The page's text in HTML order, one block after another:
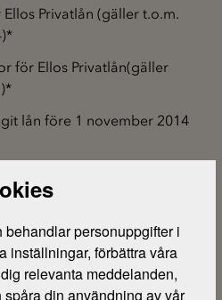
Privatlån (gäller t.o.m.
för Ellos Privatlån(gäller
lån före 1 november 2014
(gäller fr.o.m.
(gäller t.o.m.
personuppgifter i
inställningar, förbättra våra
relevanta meddelanden,
din användning av vår